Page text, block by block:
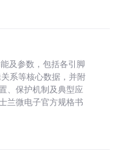
及参数，包括各引脚
系等核心数据，并附
、保护机制及典型应
兰微电子官方规格书